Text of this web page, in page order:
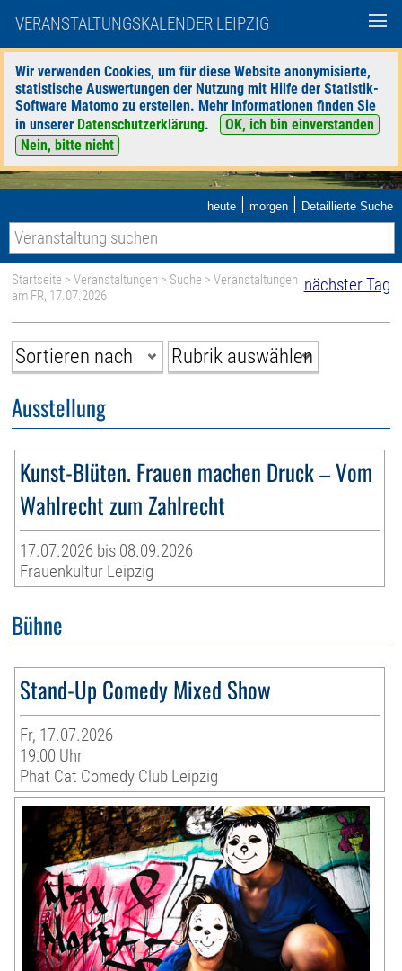
VERANSTALTUNGSKALENDER LEIPZIG
Wir verwenden Cookies, um für diese Website anonymisierte,
statistische Auswertungen der Nutzung mit Hilfe der Statistik-
Software Matomo zu erstellen. Mehr Informationen finden Sie
in unserer Datenschutzerklärung.
OK, ich bin einverstanden
Nein, bitte nicht
heute | morgen | Detaillierte Suche
nächster Tag
Startseite >Veranstaltungen > Suche > Veranstaltungen
am FR, 17.07.2026
Ausstellung
Kunst-Blüten. Frauen machen Druck – Vom
Wahlrecht zum Zahlrecht
17.07.2026 bis 08.09.2026
Frauenkultur Leipzig
Bühne
Stand-Up Comedy Mixed Show
Fr, 17.07.2026
19:00 Uhr
Phat Cat Comedy Club Leipzig